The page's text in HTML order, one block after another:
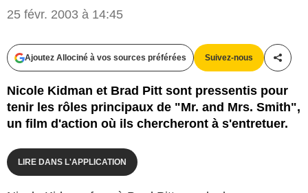
25 févr. 2003 à 14:45
Ajoutez Allociné à vos sources préférées Suivez-nous
Nicole Kidman et Brad Pitt sont pressentis pour
tenir les rôles principaux de "Mr. and Mrs. Smith",
un film d'action où ils chercheront à s'entretuer.
LIRE DANS L'APPLICATION